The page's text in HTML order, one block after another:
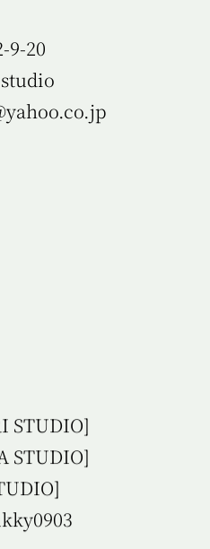
9-20
STUDIO]
STUDIO]